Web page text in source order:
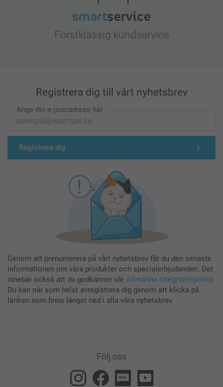
Förstklassig kundservice
Registrera dig till vårt nyhetsbrev
Ange din e-postadress här
Registrera dig
Genom att prenumerera på vårt nyhetsbrev får du den senaste
informationen om våra produkter och specialerbjudanden. Det
innebär också att du godkänner vår Allmänna integritetspolicy.
Du kan när som helst avregistrera dig genom att klicka på
länken som finns längst ned i alla våra nyhetsbrev.
Följ oss